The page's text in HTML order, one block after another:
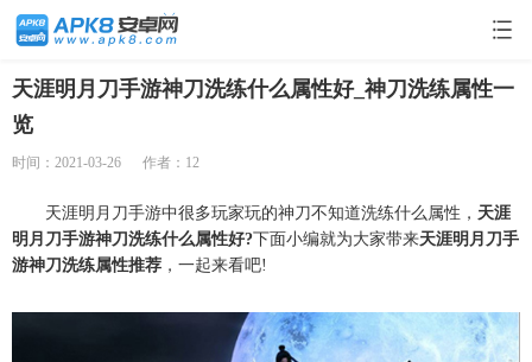
天涯明月刀手游神刀洗练什么属性好_神刀洗练属性一
览
时间：2021-03-26 作者：12
天涯明月刀手游中很多玩家玩的神刀不知道洗练什么属性， 天涯
明月刀手游神刀洗练什么属性好?下面小编就为大家带来天涯明月刀手
游神刀洗练属性推荐 ，一起来看吧!